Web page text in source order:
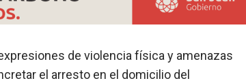
de violencia física y amenazas
el arresto en el domicilio del